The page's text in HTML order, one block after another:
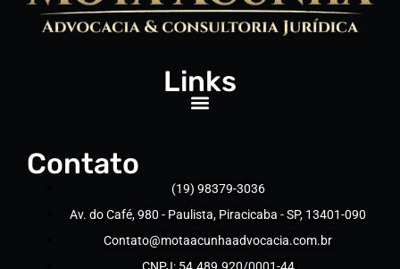
Links
Contato
(19) 98379-3036
Av. do Café, 980 - Paulista, Piracicaba - SP, 13401-090
Contato@motaacunhaadvocacia.com.br
CNPJ: 54.489.920/0001-44